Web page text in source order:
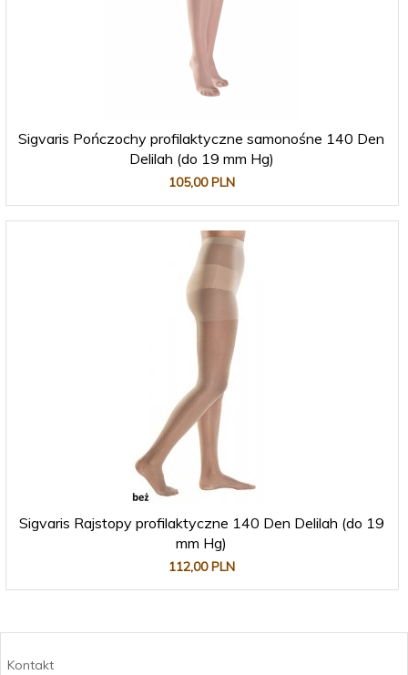
Sigvaris Pończochy profilaktyczne samonośne 140 Den
Delilah (do 19 mm Hg)
105,00 PLN
Sigvaris Rajstopy profilaktyczne 140 Den Delilah (do 19
mm Hg)
112,00 PLN
Kontakt